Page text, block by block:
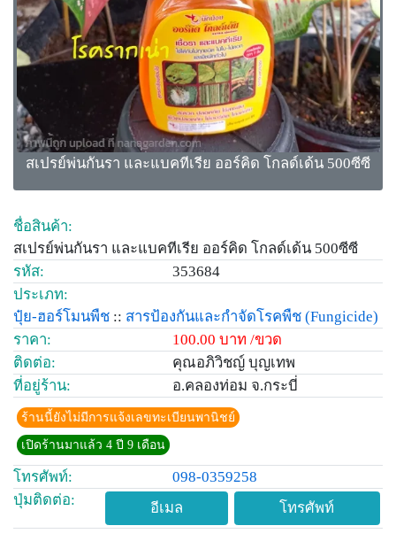
สเปรย์พ่นกันรา และแบคทีเรีย ออร์คิด โกลด์เด้น 500ซีซี
ชื่อสินค้า:
สเปรย์พ่นกันรา และแบคทีเรีย ออร์คิด โกลด์เด้น 500ซีซี
รหัส:
353684
ประเภท:
ปุ๋ย-ฮอร์โมนพืช :: สารป้องกันและกำจัดโรคพืช (Fungicide)
ราคา:
100.00 บาท /ขวด
ติดต่อ:
คุณอภิวิชญ์ บุญเทพ
ที่อยู่ร้าน:
อ.คลองท่อม จ.กระบี่
ร้านนี้ยังไม่มีการแจ้งเลขทะเบียนพานิชย์
เปิดร้านมาแล้ว 4 ปี 9 เดือน
โทรศัพท์:
098-0359258
ปุ่มติดต่อ:
อีเมล โทรศัพท์